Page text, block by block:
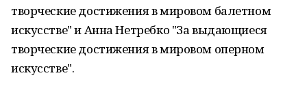
творческие достижения в мировом балетном
искусстве" и Анна Нетребко "За выдающиеся
творческие достижения в мировом оперном
искусстве".